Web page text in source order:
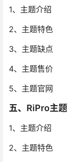
1、主题介绍
2、主题特色
3、主题缺点
4、主题售价
5、主题官网
五、RiPro主题
1、主题介绍
2、主题特色